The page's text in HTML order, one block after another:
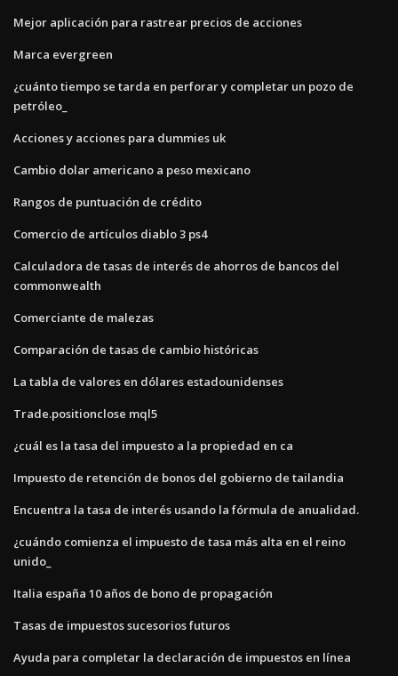
Mejor aplicación para rastrear precios de acciones
Marca evergreen
¿cuánto tiempo se tarda en perforar y completar un pozo de
petróleo_
Acciones y acciones para dummies uk
Cambio dolar americano a peso mexicano
Rangos de puntuación de crédito
Comercio de artículos diablo 3 ps4
Calculadora de tasas de interés de ahorros de bancos del
commonwealth
Comerciante de malezas
Comparación de tasas de cambio históricas
La tabla de valores en dólares estadounidenses
Trade.positionclose mql5
¿cuál es la tasa del impuesto a la propiedad en ca
Impuesto de retención de bonos del gobierno de tailandia
Encuentra la tasa de interés usando la fórmula de anualidad.
¿cuándo comienza el impuesto de tasa más alta en el reino
unido_
Italia españa 10 años de bono de propagación
Tasas de impuestos sucesorios futuros
Ayuda para completar la declaración de impuestos en línea